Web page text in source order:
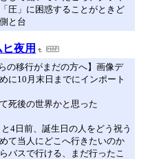
圧」に困惑することがときど
と台
ヒ夜用
の移行がまだの方へ】画像デ
に10月末日までにインポート
死後の世界かと思った
4日前、誕生日の人をどう祝う
て当人にどこへ行きたいのか
バスで行ける、まだ行ったこ